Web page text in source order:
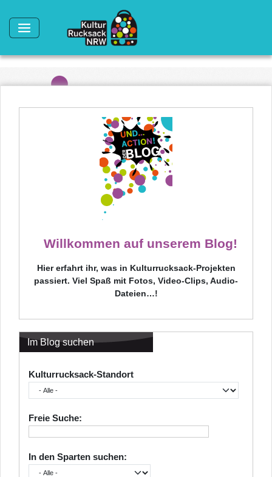
Willkommen auf unserem Blog!
Hier erfahrt ihr, was in Kulturrucksack-Projekten
passiert. Viel Spaß mit Fotos, Video-Clips, Audio-
Dateien…!
Im Blog suchen
Kulturrucksack-Standort
Freie Suche:
In den Sparten suchen: